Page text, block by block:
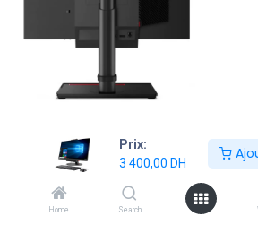
Prix:
3 400,00 DH
Home Search
Shop
ALL IN ONE
Lenovo Tiny-in-One M920Q 22" i5-
Webcam HD 720p